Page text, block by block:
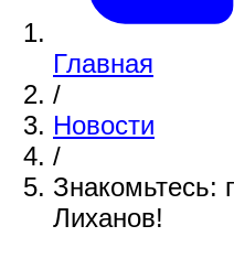
Главная
/
Новости
/
Знакомьтесь:
Лиханов!